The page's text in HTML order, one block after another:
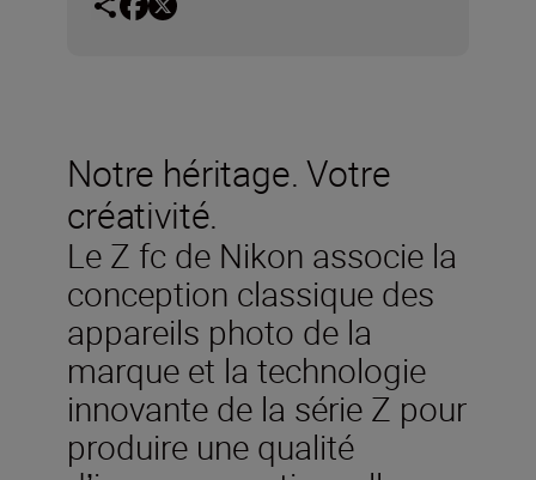
Notre héritage. Votre
créativité.
Le Z fc de Nikon associe la
conception classique des
appareils photo de la
marque et la technologie
innovante de la série Z pour
produire une qualité